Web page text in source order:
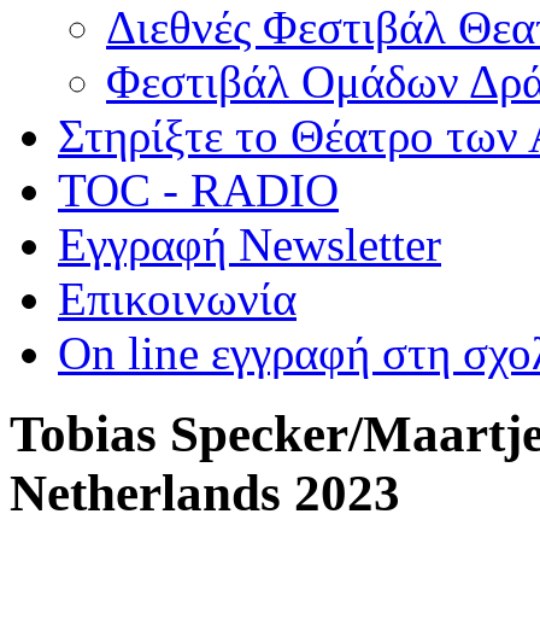
Διεθνές Φεστιβάλ
Φεστιβάλ Ομάδων
Στηρίξτε το Θέατρο
TOC - RADIO
Εγγραφή Newsletter
Επικοινωνία
On line εγγραφή στη
Tobias Specker/
Netherlands 2023